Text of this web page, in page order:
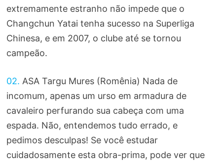
extremamente estranho não impede que o
Changchun Yatai tenha sucesso na Superliga
Chinesa, e em 2007, o clube até se tornou
campeão.
02. ASA Targu Mures (Romênia) Nada de
incomum, apenas um urso em armadura de
cavaleiro perfurando sua cabeça com uma
espada. Não, entendemos tudo errado, e
pedimos desculpas! Se você estudar
cuidadosamente esta obra-prima, pode ver que